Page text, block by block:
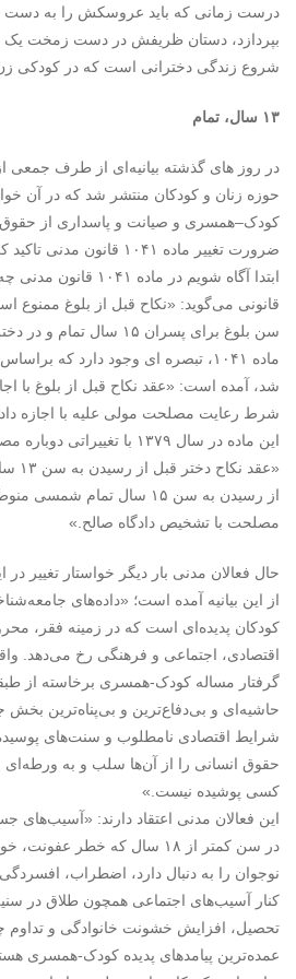
درست زمانی که باید عروسکش را به دست
بپردازد، دستان ظریفش در دست زمخت یک
شروع زندگی دخترانی است که در کودکی
۱۳ سال، تمام
در روز های گذشته بیانیه‌ای از طرف جمعی
حوزه زنان و کودکان منتشر شد که در آن
کودک–‌همسری و صیانت و پاسداری از حقوق
ضرورت تغییر ماده ۱۰۴۱
ابتدا آگاه شویم در ماده
قانونی می‌گوید: «نکاح قبل از بلوغ ممنوع
شد، آمده است: «عقد نکاح قبل از بلوغ با
شرط رعایت مصلحت مولی علیه با اجازه
این ماده در سال ۱۳۷۹ با
از رسیدن به سن ۱۵ سال
مصلحت با تشخیص دادگاه صالح.»
حال فعالان مدنی بار دیگر خواستار تغییر
از این بیانیه آمده است؛ «داده‌های
کودکان پدیده‌ای است که در زمینه فقر،
اقتصادی، اجتماعی و فرهنگی رخ می‌دهد.
گرفتار مساله‌ کودک-همسری برخاسته از
حاشیه‌ای و بی‌دفاع‌ترین و بی‌پناه‌ترین بخش
شرایط اقتصادی نامطلوب و سنت‌های
حقوق انسانی را از آن‌ها سلب و به ورطه‌ای
کسی پوشیده نیست.»
این فعالان مدنی اعتقاد دارند: «آسیب‌های
در سن کمتر از ۱۸ سال که خطر
نوجوان را به دنبال دارد، اضطراب،
کنار آسیب‌های اجتماعی همچون طلاق در
تحصیل، افزایش خشونت خانوادگی و تداوم
عمده‌ترین پیامدهای پدیده کودک-همسری